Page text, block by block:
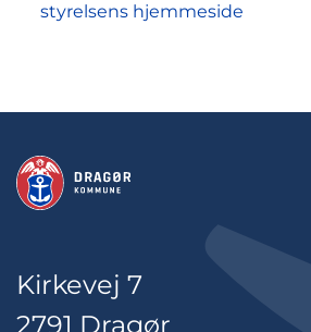
styrelsens hjemmeside
Kirkevej 7
2791 Dragør